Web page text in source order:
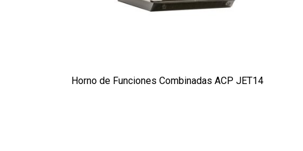
Horno de Funciones Combinadas ACP JET14